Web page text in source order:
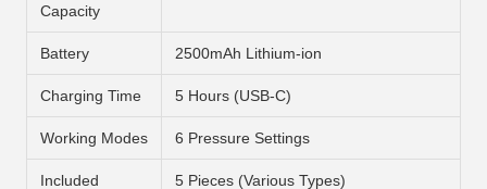
Capacity
Battery 2500mAh Lithium-ion
Charging Time 5 Hours (USB-C)
Working Modes 6 Pressure Settings
Included 5 Pieces (Various Types)